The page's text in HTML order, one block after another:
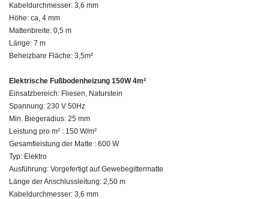
Kabeldurchmesser: 3,6 mm
Höhe: ca, 4 mm
Mattenbreite: 0,5 m
Länge: 7 m
Beheizbare Fläche: 3,5m²
Elektrische Fußbodenheizung 150W 4m²
Einsatzbereich: Fliesen, Naturstein
Spannung: 230 V 50Hz
Min. Biegeradius: 25 mm
Leistung pro m² : 150 W/m²
Gesamtleistung der Matte : 600 W
Typ: Elektro
Ausführung: Vorgefertigt auf Gewebegittermatte
Länge der Anschlussleitung: 2,50 m
Kabeldurchmesser: 3,6 mm